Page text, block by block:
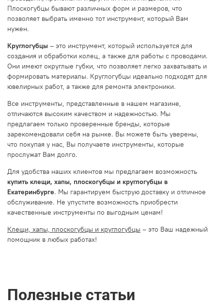
Плоскогубцы бывают различных форм и размеров, что
позволяет выбрать именно тот инструмент, который Вам
нужен.
Круглогубцы – это инструмент, который используется для
создания и обработки колец, а также для работы с проводами.
Они имеют округлые губки, что позволяет легко захватывать и
формировать материалы. Круглогубцы идеально подходят для
ювелирных работ, а также для ремонта электроники.
Все инструменты, представленные в нашем магазине,
отличаются высоким качеством и надежностью. Мы
предлагаем только проверенные бренды, которые
зарекомендовали себя на рынке. Вы можете быть уверены,
что покупая у нас, Вы получаете инструменты, которые
прослужат Вам долго.
Для удобства наших клиентов мы предлагаем возможность
купить клещи, хапы, плоскогубцы и круглогубцы в
Екатеринбурге. Мы гарантируем быструю доставку и отличное
обслуживание. Не упустите возможность приобрести
качественные инструменты по выгодным ценам!
Клещи, хапы, плоскогубцы и круглогубцы – это Ваш надежный
помощник в любых работах!
Полезные статьи